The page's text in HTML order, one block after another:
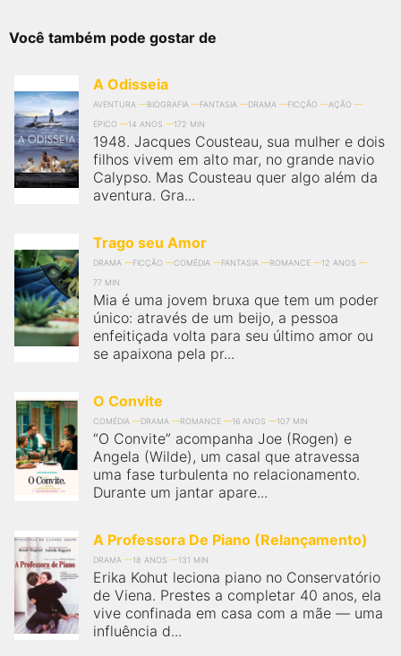
Você também pode gostar de
A Odisseia
AVENTURA BIOGRAFIA FANTASIA DRAMA FICÇÃO
AÇÃO
ÉPICO
14 ANOS 172 MIN
1948. Jacques Cousteau, sua mulher e dois
filhos vivem em alto mar, no grande navio
Calypso. Mas Cousteau quer algo além da
aventura. Gra...
Trago seu Amor
DRAMA FICÇÃO COMÉDIA FANTASIA ROMANCE
12 ANOS
77 MIN
Mia é uma jovem bruxa que tem um poder
único: através de um beijo, a pessoa
enfeitiçada volta para seu último amor ou
se apaixona pela pr...
O Convite
COMÉDIA DRAMA ROMANCE 16 ANOS 107 MIN
“O Convite” acompanha Joe (Rogen) e
Angela (Wilde), um casal que atravessa
uma fase turbulenta no relacionamento.
Durante um jantar apare...
A Professora De Piano (Relançamento)
DRAMA 18 ANOS 131 MIN
Erika Kohut leciona piano no Conservatório
de Viena. Prestes a completar 40 anos, ela
vive confinada em casa com a mãe — uma
influência d...